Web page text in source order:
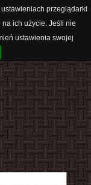
przeglądarki
na ich użycie. Jeśli nie
ustawienia swojej